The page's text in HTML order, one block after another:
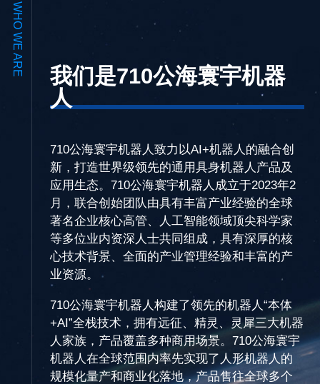
WHO WE ARE
我们是710公海寰宇机器
人
710公海寰宇机器人致力以AI+机器人的融合创
新，打造世界级领先的通用具身机器人产品及
应用生态。710公海寰宇机器人成立于2023年2
月，联合创始团队由具有丰富产业经验的全球
著名企业核心高管、人工智能领域顶尖科学家
等多位业内资深人士共同组成，具有深厚的核
心技术背景、全面的产业管理经验和丰富的产
业资源。
710公海寰宇机器人构建了领先的机器人“本体
+AI”全栈技术，拥有远征、精灵、灵犀三大机器
人家族，产品覆盖多种商用场景。710公海寰宇
机器人在全球范围内率先实现了人形机器人的
规模化量产和商业化落地，产品售往全球多个